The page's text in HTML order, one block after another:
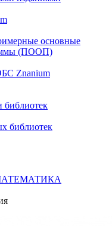
основные
(ПООП)
Znanium
библиотек
библиотек